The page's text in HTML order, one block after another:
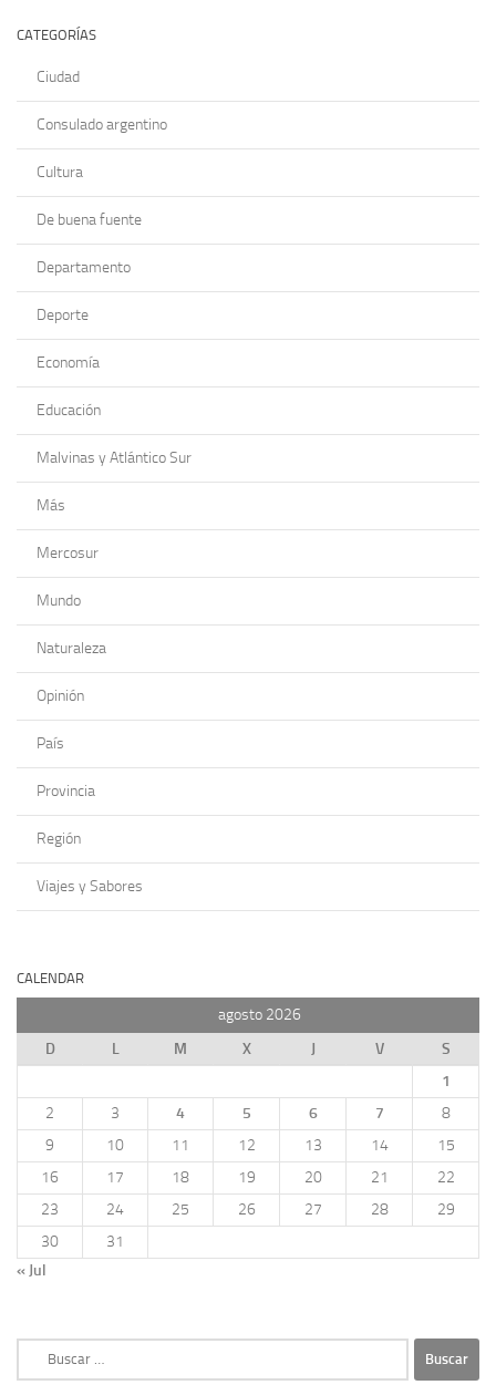
CATEGORÍAS
Ciudad
Consulado argentino
Cultura
De buena fuente
Departamento
Deporte
Economía
Educación
Malvinas y Atlántico Sur
Más
Mercosur
Mundo
Naturaleza
Opinión
País
Provincia
Región
Viajes y Sabores
CALENDAR
agosto 2026
D
L M X J V
S
1
2
3 4 5 6 7
8
9
10 11 12 13 14
15
16
17 18 19 20 21
22
23
24 25 26 27 28
29
30
31
« Jul